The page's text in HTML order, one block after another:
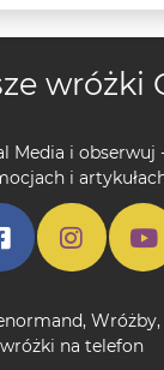
wróżki
Media i obserwuj
i
, Wróżby,
wróżki na telefon